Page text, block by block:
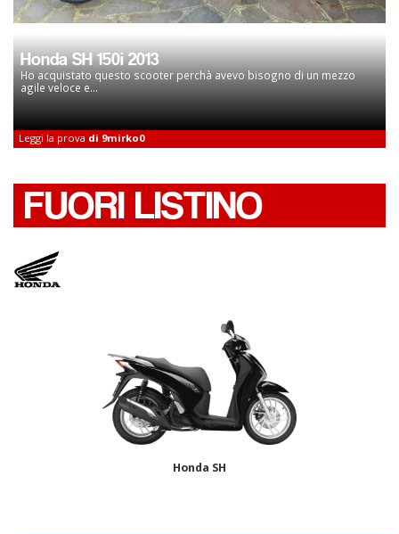
Honda SH 150i 2013
Ho acquistato questo scooter perchà avevo bisogno di un mezzo
agile veloce e...
Leggi la prova di 9mirko0
FUORI LISTINO
Honda SH